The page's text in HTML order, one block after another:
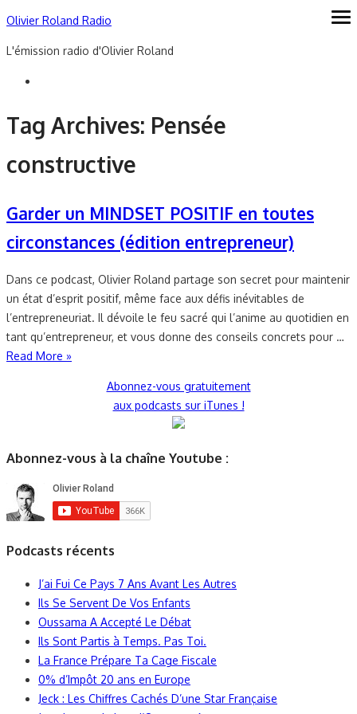
Skip
content
Olivier Roland Radio
L'émission radio d'Olivier Roland
Tag Archives: Pensée
constructive
Garder un MINDSET POSITIF en toutes
circonstances (édition entrepreneur)
Dans ce podcast, Olivier Roland partage son secret pour maintenir
un état d’esprit positif, même face aux défis inévitables de
l’entrepreneuriat. Il dévoile le feu sacré qui l’anime au quotidien en
tant qu’entrepreneur, et vous donne des conseils concrets pour …
Read More »
Abonnez-vous gratuitement
aux podcasts sur iTunes !
Abonnez-vous à la chaîne Youtube :
Podcasts récents
J’ai Fui Ce Pays 7 Ans Avant Les Autres
Ils Se Servent De Vos Enfants
Oussama A Accepté Le Débat
Ils Sont Partis à Temps. Pas Toi.
La France Prépare Ta Cage Fiscale
0% d’Impôt 20 ans en Europe
Jeck : Les Chiffres Cachés D’une Star Française